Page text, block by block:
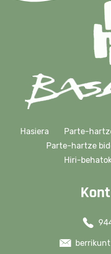
Hasiera Parte-
Parte-hartze
Hiri-